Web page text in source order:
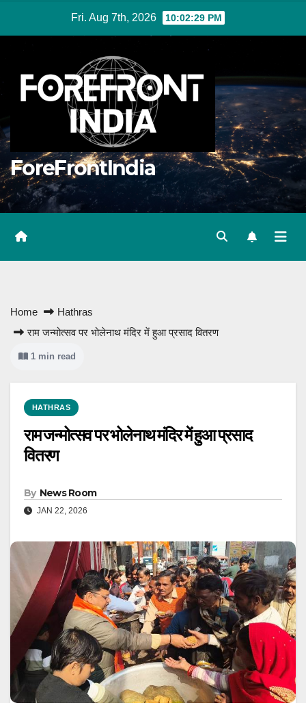
Fri. Aug 7th, 2026 10:02:30 PM
ForeFrontIndia
Home
Hathras
राम जन्मोत्सव पर भोलेनाथ मंदिर में हुआ प्रसाद वितरण
1 min read
HATHRAS
राम जन्मोत्सव पर भोलेनाथ मंदिर में हुआ प्रसाद
वितरण
By News Room
JAN 22, 2026